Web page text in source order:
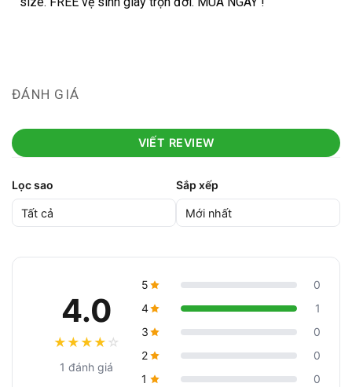
ĐÁNH GIÁ
VIẾT REVIEW
Lọc sao Sắp xếp
4.0
★ ★ ★ ★ ☆
1 đánh giá
5
0
4
1
3
0
2
0
1
0